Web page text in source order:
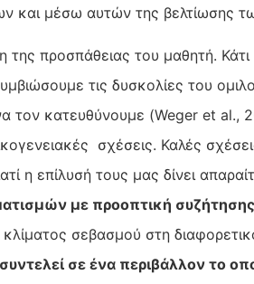
και μέσω αυτών της βελτίωσης
της προσπάθειας του μαθητή.
τις δυσκολίες του
τον κατευθύνουμε (Weger et al.,
σχέσεις. Καλές
η επίλυσή τους μας δίνει
με προοπτική
κλίματος σεβασμού στη
σε ένα περιβάλλον το